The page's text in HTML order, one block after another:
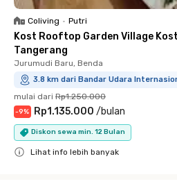
Coliving • Putri
Kost Rooftop Garden Village
Tangerang
Jurumudi Baru, Benda
3.8 km dari Bandar Udara
mulai dari Rp1.250.000
-9% Rp1.135.000 /bulan
Diskon sewa min. 12 Bulan
Lihat info lebih banyak